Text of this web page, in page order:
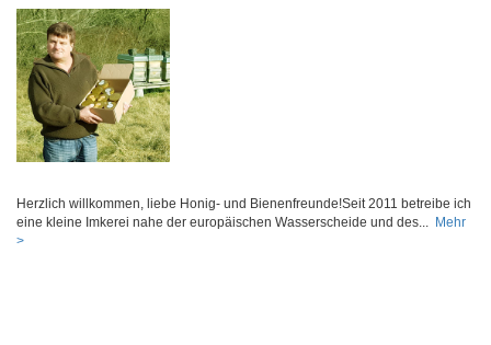
Herzlich willkommen, liebe Honig- und Bienenfreunde!Seit 2011 betreibe ich
eine kleine Imkerei nahe der europäischen Wasserscheide und des... Mehr
>